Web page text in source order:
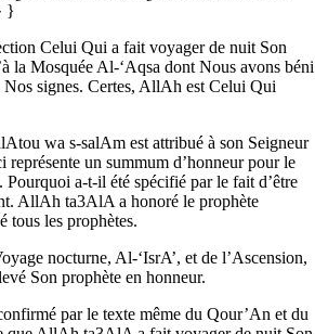
حَوْلَهُ لِنُرِيَهُ مِنْ آيَاتِنَا إِنَّهُ هُوَ السَّمِيعُ البَصِيرُ }
Celui Qui a fait voyager de nuit Son
la Mosquée Al-‘Aqsa dont Nous avons béni
signes. Certes, AllAh est Celui Qui
wa s-salAm est attribué à son Seigneur
représente un summum d’honneur pour le
Pourquoi a-t-il été spécifié par le fait d’être
AllAh ta3AlA a honoré le prophète
tous les prophètes.
nocturne, Al-‘IsrA’, et de l’Ascension,
Son prophète en honneur.
par le texte même du Qour’An et du